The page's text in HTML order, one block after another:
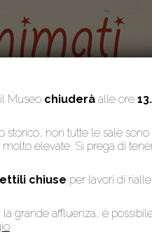
Museo chiuderàalle ore
storico, non tutte le sale
elevate. Si prega di
chiuse per lavori di
grande affluenza, è